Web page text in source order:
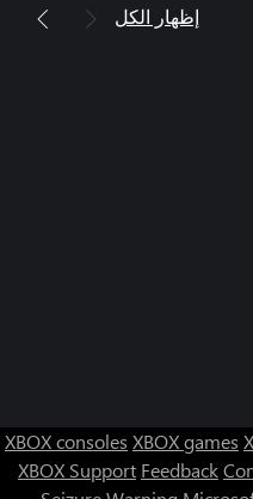
إظهار الكل
XBOX consoles XBOX games
XBOX Support Feedback